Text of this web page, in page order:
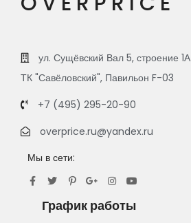
ул. Сущёвский Вал 5, строение 1А
ТК "Савёловский", Павильон F-03
+7 (495) 295-20-90
overprice.ru@yandex.ru
Мы в сети:
График работы